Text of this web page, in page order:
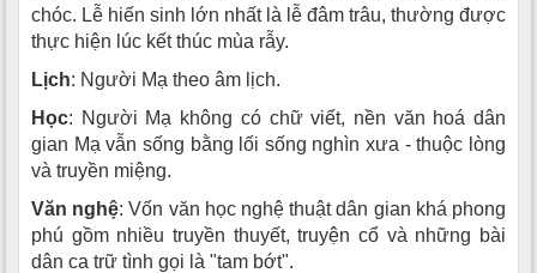
chóc. Lễ hiến sinh lớn nhất là lễ đâm trâu, thường được
thực hiện lúc kết thúc mùa rẫy.
Lịch: Người Mạ theo âm lịch.
Học: Người Mạ không có chữ viết, nền văn hoá dân
gian Mạ vẫn sống bằng lối sống nghìn xưa - thuộc lòng
và truyền miệng.
Văn nghệ: Vốn văn học nghệ thuật dân gian khá phong
phú gồm nhiều truyền thuyết, truyện cổ và những bài
dân ca trữ tình gọi là "tam bớt".